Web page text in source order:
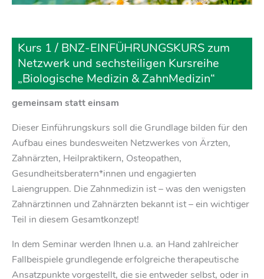
Kurs 1 / BNZ-EINFÜHRUNGSKURS zum
Netzwerk und sechsteiligen Kursreihe
„Biologische Medizin & ZahnMedizin“
gemeinsam statt einsam
Dieser Einführungskurs soll die Grundlage bilden für den
Aufbau eines bundesweiten Netzwerkes von Ärzten,
Zahnärzten, Heilpraktikern, Osteopathen,
Gesundheitsberatern*innen und engagierten
Laiengruppen. Die Zahnmedizin ist – was den wenigsten
Zahnärztinnen und Zahnärzten bekannt ist – ein wichtiger
Teil in diesem Gesamtkonzept!
In dem Seminar werden Ihnen u.a. an Hand zahlreicher
Fallbeispiele grundlegende erfolgreiche therapeutische
Ansatzpunkte vorgestellt, die sie entweder selbst, oder in